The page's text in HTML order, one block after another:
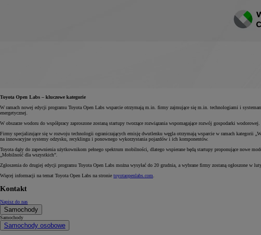
Toyota Open Labs – kluczowe kategorie
W ramach nowej edycji programu Toyota Open Labs wsparcie otrzymają m.in. firmy zajmujące się m.in. technologiami i
energetycznej.
W obszarze wodoru do współpracy zaproszone zostaną startupy tworzące rozwiązania wspomagające rozwój gospodarki wodorowej.
Firmy specjalizujące się w rozwoju technologii ograniczających emisję dwutlenku węgla otrzymają wsparcie w ramach kategorii
na innowacyjne systemy odzysku, recyklingu i ponownego wykorzystania pojazdów i ich komponentów.
Toyota dąży do zapewnienia użytkownikom pełnego spektrum mobilności, dlatego wspierane będą startupy proponujące nowe
„Mobilność dla wszystkich”.
Zgłoszenia do drugiej edycji programu Toyota Open Labs można wysyłać do 20 grudnia, a wybrane firmy zostaną ogłoszone
Więcej informacji na temat Toyota Open Labs na stronie toyotaopenlabs.com.
Kontakt
Napisz do nas
Samochody
Samochody
Samochody osobowe